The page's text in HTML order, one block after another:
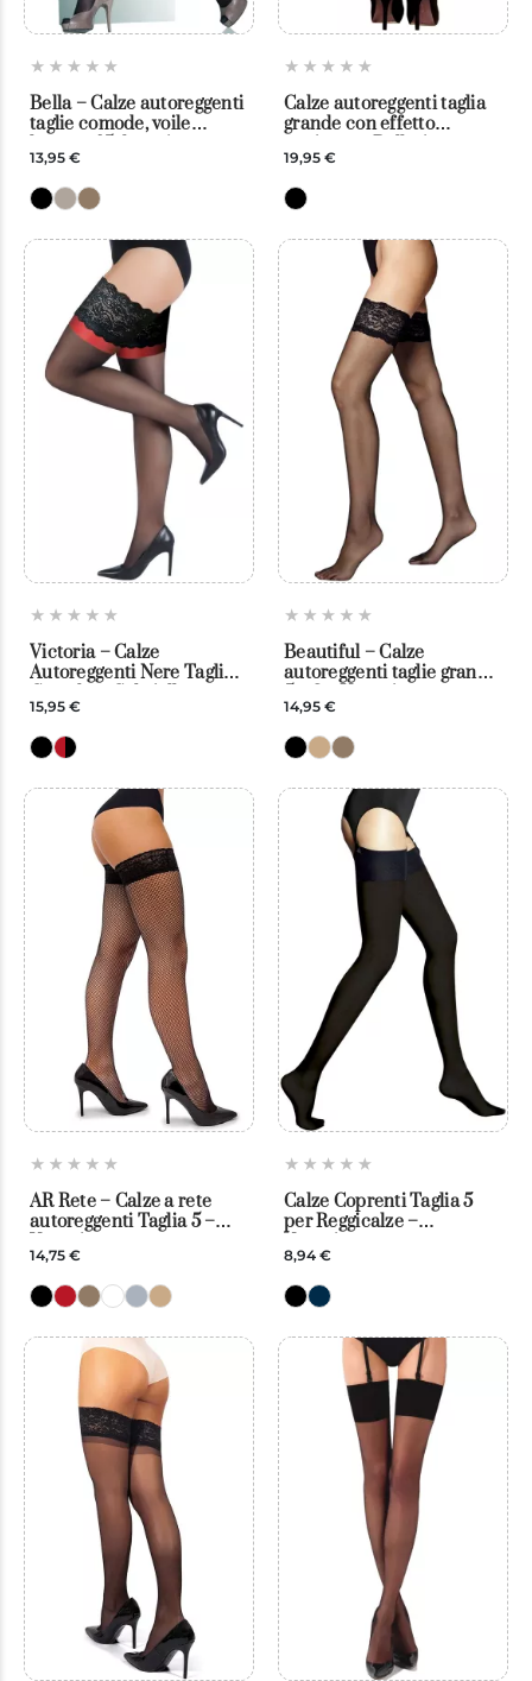
Bella – Calze autoreggenti
taglie comode, voile
13,95 €
Calze autoreggenti taglia
grande con effetto
19,95 €
Victoria – Calze
Autoreggenti Nere Taglia
15,95 €
Beautiful – Calze
autoreggenti taglie grandi
14,95 €
AR Rete – Calze a rete
autoreggenti Taglia 5 –
14,75 €
Calze Coprenti Taglia 5
per Reggicalze –
8,94 €